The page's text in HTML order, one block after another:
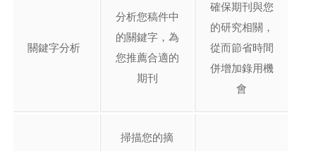
關鍵字分析
分析您稿件中
的關鍵字，為
您推薦合適的
期刊
確保期刊與您
的研究相關，
從而節省時間
併增加錄用機
會
掃描您的摘